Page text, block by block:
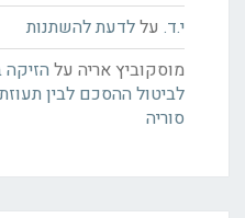
י.ד.עללדעת להשתנות
מוסקוביץ אריהעל
לביטול ההסכם לבין
סוריה